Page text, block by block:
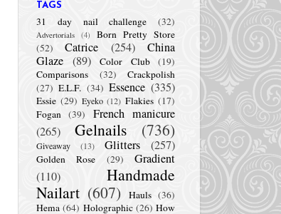
TAGS
31 day nail challenge (32)
Advertorials (4)
Born Pretty Store
(52)
Catrice (254)
China
Glaze (89) Color Club
(19)
Comparisons
(32)
Crackpolish
(27) E.L.F. (34) Essence (335)
Essie (29) Eyeko (12) Flakies (17)
Fogan (39)
French manicure
(265)
Gelnails (736)
Giveaway (13) Glitters (257)
Golden Rose (29)
Gradient
(110)
Handmade
Nailart (607) Hauls (36)
Hema (64) Holographic (26) How